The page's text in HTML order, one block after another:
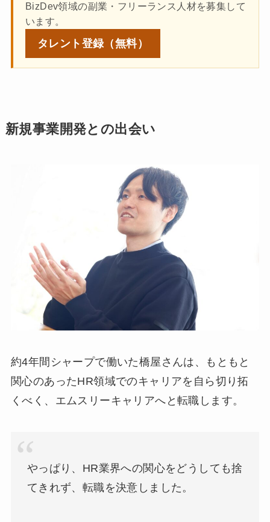
BizDev領域の副業・フリーランス人材を募集して
います。
タレント登録（無料）
新規事業開発との出会い
約4年間シャープで働いた橋屋さんは、もともと
関心のあったHR領域でのキャリアを自ら切り拓
くべく、エムスリーキャリアへと転職します。
やっぱり、HR業界への関心をどうしても捨
てきれず、転職を決意しました。